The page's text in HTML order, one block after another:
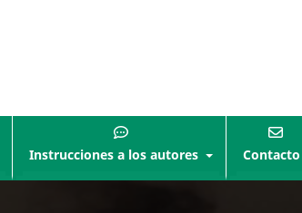
Instrucciones a los autores Contacto